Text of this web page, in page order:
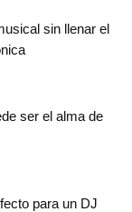
sin llenar el
ser el alma de
para un DJ